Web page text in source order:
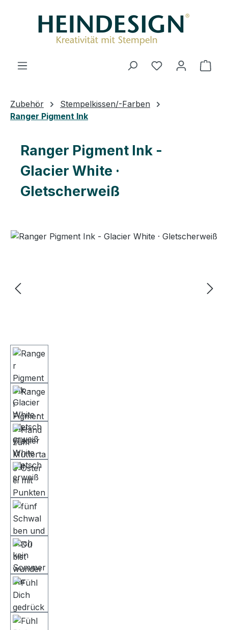
Zubehör
Stempelkissen/-Farben
Ranger Pigment Ink
Ranger Pigment Ink -
Glacier White ·
Gletscherweiß
Bildergalerie überspringen